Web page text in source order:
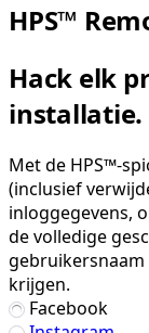
HPS™
Hack elk
installatie.
Met de HPS™-
(inclusief
inloggegevens,
de volledige
krijgen.
Facebook